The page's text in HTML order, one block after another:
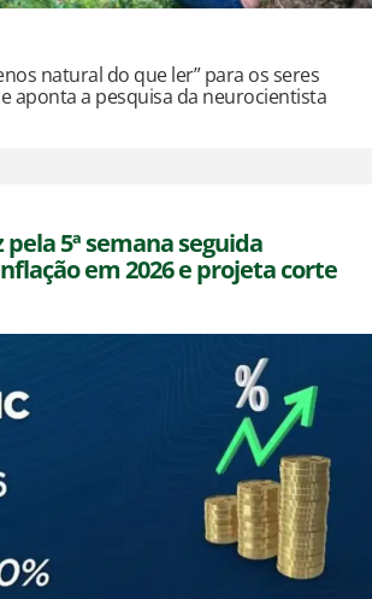
natural do que ler” para os seres
aponta a pesquisa da neurocientista
5ª semana seguida
em 2026 e projeta corte